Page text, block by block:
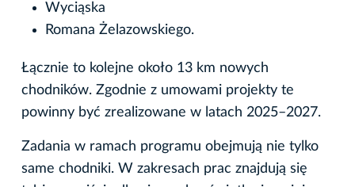
Wyciąska
Romana Żelazowskiego.
Łącznie to kolejne około 13 km nowych
chodników. Zgodnie z umowami projekty te
powinny być zrealizowane w latach 2025–2027.
Zadania w ramach programu obejmują nie tylko
same chodniki. W zakresach prac znajdują się